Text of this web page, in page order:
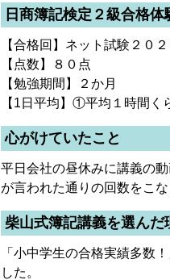
日商簿記検定２級合格
【合格回】ネット試験２０
【点数】８０点
【勉強期間】２か月
【1日平均】①平均１時間
心がけていたこと
平日会社の昼休みに講義の
が言われた通りの回数をこ
柴山式簿記講義を選んだ
「小中学生の合格実績多数
した。